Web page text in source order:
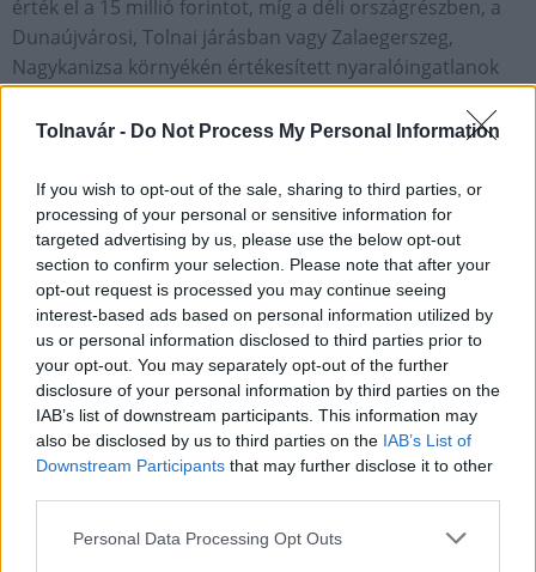
Tolnavár - Do Not Process My Personal Information
If you wish to opt-out of the sale, sharing to third parties, or
processing of your personal or sensitive information for
targeted advertising by us, please use the below opt-out
section to confirm your selection. Please note that after your
opt-out request is processed you may continue seeing
interest-based ads based on personal information utilized by
us or personal information disclosed to third parties prior to
your opt-out. You may separately opt-out of the further
disclosure of your personal information by third parties on the
IAB’s list of downstream participants. This information may
also be disclosed by us to third parties on the IAB’s List of
Downstream Participants that may further disclose it to other
Please note that this website/app uses one or more Google
Personal Data Processing Opt Outs
érték el a 15 millió forintot, míg a déli országrészben, a
Dunaújvárosi, Tolnai járásban vagy Zalaegerszeg,
Nagykanizsa környékén értékesített nyaralóingatlanok
AJÁNLJUK MÉG
Helyi hírek